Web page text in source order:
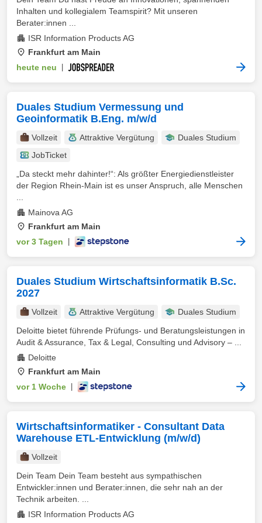
Inhalten und kollegialem Teamspirit? Mit unseren
Berater:innen ...
ISR Information Products AG
Frankfurt am Main
heute neu
Duales Studium Vermessung und
Geoinformatik B.Eng. m/w/d
Vollzeit Attraktive Vergütung
Duales Studium
JobTicket
„Da steckt mehr dahinter!“: Als größter Energiedienstleister
der Region Rhein-Main ist es unser Anspruch, alle Menschen
Mainova AG
Frankfurt am Main
vor 3 Tagen
Duales Studium Wirtschaftsinformatik B.Sc.
2027
Vollzeit Attraktive Vergütung
Duales Studium
Deloitte bietet führende Prüfungs- und Beratungsleistungen in
Audit & Assurance, Tax & Legal, Consulting und Advisory – ...
Deloitte
Frankfurt am Main
vor 1 Woche
Wirtschaftsinformatiker - Consultant Data
Warehouse ETL-Entwicklung (m/w/d)
Vollzeit
Dein Team Dein Team besteht aus sympathischen
Entwickler:innen und Berater:innen, die sehr nah an der
Technik arbeiten. ...
ISR Information Products AG